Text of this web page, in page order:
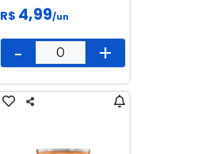
R$ 4,99/un
- +